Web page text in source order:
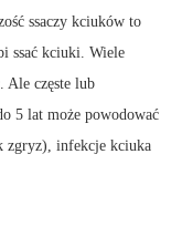
ssaczy kciuków to
ssać kciuki. Wiele
Ale częste lub
5 lat może powodować
zgryz), infekcje kciuka